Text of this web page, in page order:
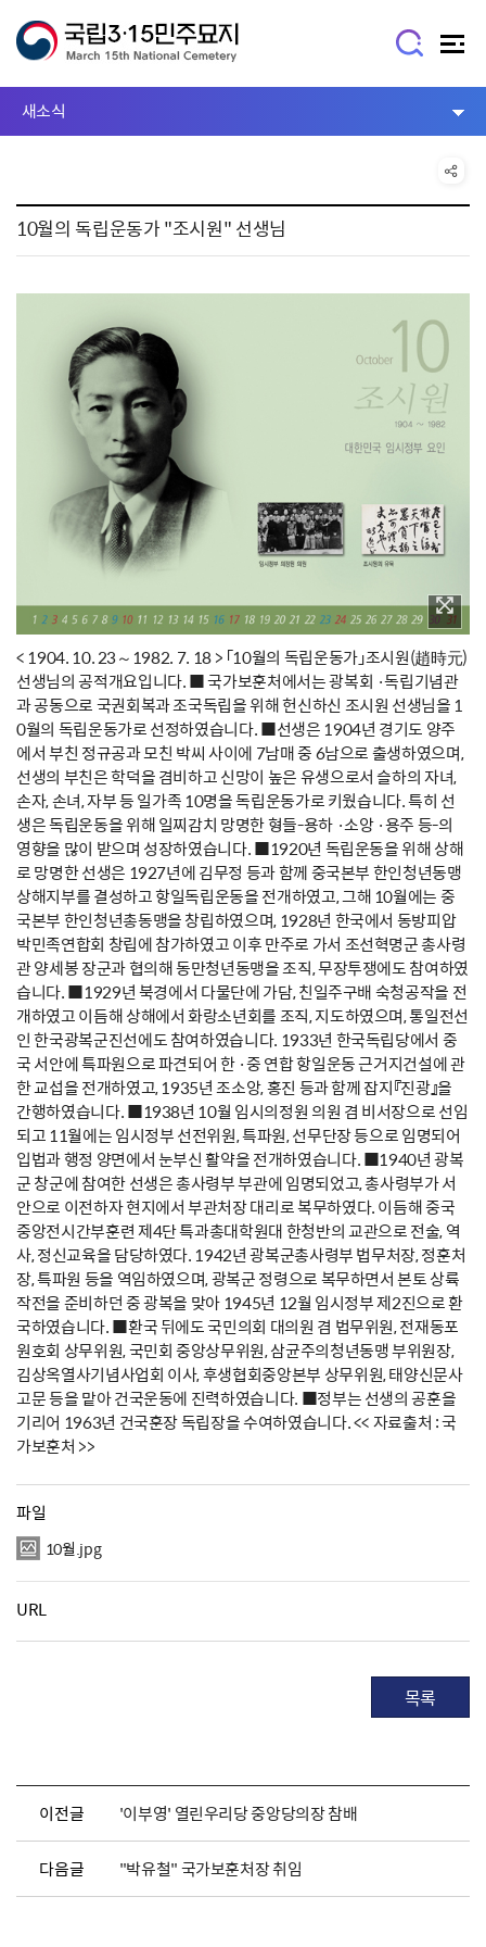
새소식
10월의 독립운동가 "조시원" 선생님
< 1904. 10. 23～1982. 7. 18 > 「10월의 독립운동가」조시원(趙時元)
선생님의 공적개요입니다. ■ 국가보훈처에서는 광복회 ·독립기념관
과 공동으로 국권회복과 조국독립을 위해 헌신하신 조시원 선생님을 1
0월의 독립운동가로 선정하였습니다. ■선생은 1904년 경기도 양주
에서 부친 정규공과 모친 박씨 사이에 7남매 중 6남으로 출생하였으며,
선생의 부친은 학덕을 겸비하고 신망이 높은 유생으로서 슬하의 자녀,
손자, 손녀, 자부 등 일가족 10명을 독립운동가로 키웠습니다. 특히 선
생은 독립운동을 위해 일찌감치 망명한 형들-용하 ·소앙 ·용주 등-의
영향을 많이 받으며 성장하였습니다. ■1920년 독립운동을 위해 상해
로 망명한 선생은 1927년에 김무정 등과 함께 중국본부 한인청년동맹
상해지부를 결성하고 항일독립운동을 전개하였고, 그해 10월에는 중
국본부 한인청년총동맹을 창립하였으며, 1928년 한국에서 동방피압
박민족연합회 창립에 참가하였고 이후 만주로 가서 조선혁명군 총사령
관 양세봉 장군과 협의해 동만청년동맹을 조직, 무장투쟁에도 참여하였
습니다. ■1929년 북경에서 다물단에 가담, 친일주구배 숙청공작을 전
개하였고 이듬해 상해에서 화랑소년회를 조직, 지도하였으며, 통일전선
인 한국광복군진선에도 참여하였습니다. 1933년 한국독립당에서 중
국 서안에 특파원으로 파견되어 한 ·중 연합 항일운동 근거지건설에 관
한 교섭을 전개하였고, 1935년 조소앙, 홍진 등과 함께 잡지『진광』을
간행하였습니다. ■1938년 10월 임시의정원 의원 겸 비서장으로 선임
되고 11월에는 임시정부 선전위원, 특파원, 선무단장 등으로 임명되어
입법과 행정 양면에서 눈부신 활약을 전개하였습니다. ■1940년 광복
군 창군에 참여한 선생은 총사령부 부관에 임명되었고, 총사령부가 서
안으로 이전하자 현지에서 부관처장 대리로 복무하였다. 이듬해 중국
중앙전시간부훈련 제4단 특과총대학원대 한청반의 교관으로 전술, 역
사, 정신교육을 담당하였다. 1942년 광복군총사령부 법무처장, 정훈처
장, 특파원 등을 역임하였으며, 광복군 정령으로 복무하면서 본토 상륙
작전을 준비하던 중 광복을 맞아 1945년 12월 임시정부 제2진으로 환
국하였습니다. ■환국 뒤에도 국민의회 대의원 겸 법무위원, 전재동포
원호회 상무위원, 국민회 중앙상무위원, 삼균주의청년동맹 부위원장,
김상옥열사기념사업회 이사, 후생협회중앙본부 상무위원, 태양신문사
고문 등을 맡아 건국운동에 진력하였습니다. ■정부는 선생의 공훈을
기리어 1963년 건국훈장 독립장을 수여하였습니다. << 자료출처 : 국
가보훈처 >>
파일
10월.jpg
URL
목록
이전글 '이부영' 열린우리당 중앙당의장 참배
다음글 "박유철" 국가보훈처장 취임